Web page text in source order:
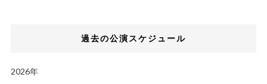
過去の公演スケジュール
2026年